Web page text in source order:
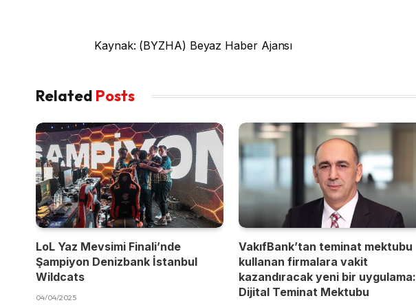
Kaynak: (BYZHA) Beyaz Haber Ajansı
Related Posts
LoL Yaz Mevsimi Finali’nde
Şampiyon Denizbank İstanbul
Wildcats
04/04/2025
VakıfBank’tan teminat mektubu
kullanan firmalara vakit
kazandıracak yeni bir uygulama:
Dijital Teminat Mektubu